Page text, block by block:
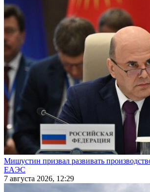
Мишустин призвал развивать
ЕАЭС
7 августа 2026, 12:29